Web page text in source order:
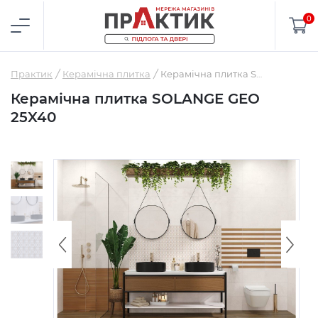
0
Практик Керамічна плитка
Керамічна плитка SOLANGE GEO
25X40